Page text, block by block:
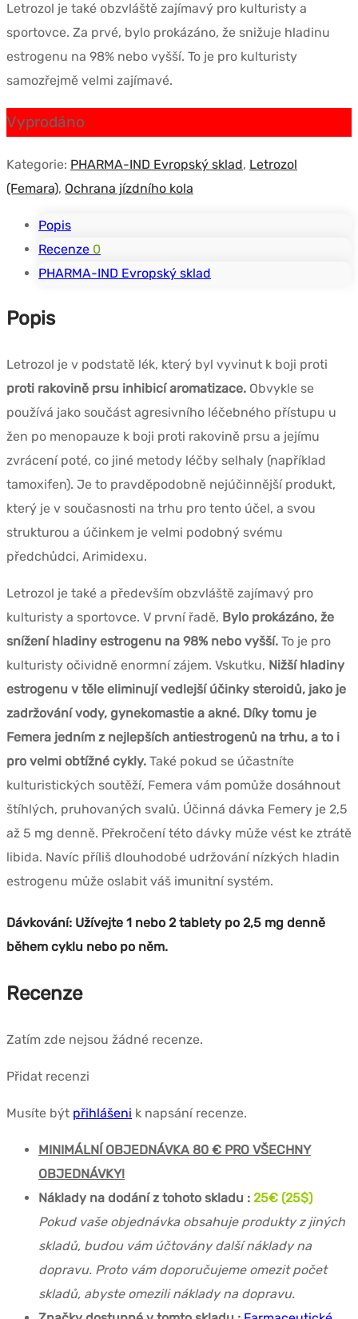
byla:
$67.01.
Letrozol je také obzvláště zajímavý pro kulturisty a
sportovce. Za prvé, bylo prokázáno, že snižuje hladinu
estrogenu na 98% nebo vyšší. To je pro kulturisty
samozřejmě velmi zajímavé.
Vyprodáno
Kategorie: PHARMA-IND Evropský sklad, Letrozol
(Femara), Ochrana jízdního kola
Popis
Recenze 0
PHARMA-IND Evropský sklad
Popis
Letrozol je v podstatě lék, který byl vyvinut k boji proti
proti rakovině prsu inhibicí aromatizace. Obvykle se
používá jako součást agresivního léčebného přístupu u
žen po menopauze k boji proti rakovině prsu a jejímu
zvrácení poté, co jiné metody léčby selhaly (například
tamoxifen). Je to pravděpodobně nejúčinnější produkt,
který je v současnosti na trhu pro tento účel, a svou
strukturou a účinkem je velmi podobný svému
předchůdci, Arimidexu.
Letrozol je také a především obzvláště zajímavý pro
kulturisty a sportovce. V první řadě, Bylo prokázáno, že
snížení hladiny estrogenu na 98% nebo vyšší. To je pro
kulturisty očividně enormní zájem. Vskutku, Nižší hladiny
estrogenu v těle eliminují vedlejší účinky steroidů, jako je
zadržování vody, gynekomastie a akné. Díky tomu je
Femera jedním z nejlepších antiestrogenů na trhu, a to i
pro velmi obtížné cykly. Také pokud se účastníte
kulturistických soutěží, Femera vám pomůže dosáhnout
štíhlých, pruhovaných svalů. Účinná dávka Femery je 2,5
až 5 mg denně. Překročení této dávky může vést ke ztrátě
libida. Navíc příliš dlouhodobé udržování nízkých hladin
estrogenu může oslabit váš imunitní systém.
Dávkování: Užívejte 1 nebo 2 tablety po 2,5 mg denně
během cyklu nebo po něm.
Recenze
Zatím zde nejsou žádné recenze.
Přidat recenzi
Musíte být přihlášeni k napsání recenze.
MINIMÁLNÍ OBJEDNÁVKA 80 € PRO VŠECHNY
OBJEDNÁVKY!
Náklady na dodání z tohoto skladu : 25€ (25$)
Pokud vaše objednávka obsahuje produkty z jiných
skladů, budou vám účtovány další náklady na
dopravu. Proto vám doporučujeme omezit počet
skladů, abyste omezili náklady na dopravu.